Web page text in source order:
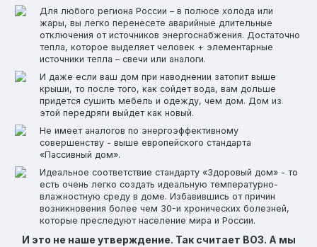
Для любого региона России – в полюсе холода или
жары, вы легко перенесете аварийные длительные
отключения от источников энергоснабжения. Достаточно
тепла, которое выделяет человек + элементарные
источники тепла – свечи или аналоги.
И даже если ваш дом при наводнении затопит выше
крыши, то после того, как сойдет вода, вам дольше
придется сушить мебель и одежду, чем дом. Дом из
этой передряги выйдет как новый.
Не имеет аналогов по энергоэффективному
совершенству - выше европейского стандарта
«Пассивный дом».
Идеальное соответствие стандарту «Здоровый дом» - то
есть очень легко создать идеальную температурно-
влажностную среду в доме. Избавившись от причин
возникновения более чем 30-и хронических болезней,
которые преследуют население мира и России.
И это не наше утверждение. Так считает ВОЗ. А мы